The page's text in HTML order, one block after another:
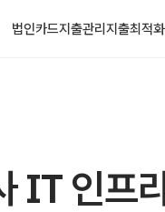
법인카드지출관리지출최적화
IT 인프